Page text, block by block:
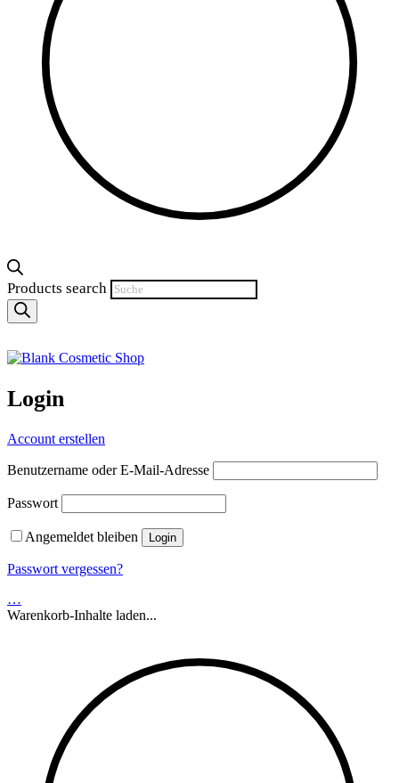
Products search
Login
Account erstellen
Benutzername oder E-Mail-Adresse
Passwort
Angemeldet bleiben
Passwort vergessen?
…
Warenkorb-Inhalte laden...